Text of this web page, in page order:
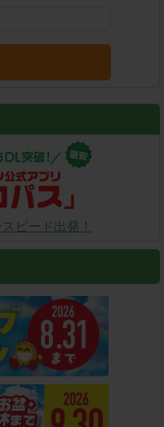
ピード出発！